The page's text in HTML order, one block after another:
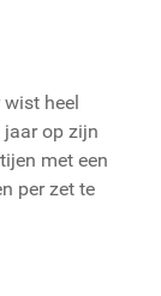
heel
op zijn
met een
per zet te